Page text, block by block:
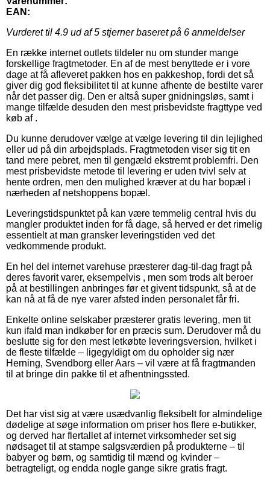
EAN:
Vurderet til 4.9 ud af 5 stjerner baseret på 6 anmeldelser
En række internet outlets tildeler nu om stunder mange
forskellige fragtmetoder. En af de mest benyttede er i vore
dage at få afleveret pakken hos en pakkeshop, fordi det så
giver dig god fleksibilitet til at kunne afhente de bestilte varer
når det passer dig. Den er altså super gnidningsløs, samt i
mange tilfælde desuden den mest prisbevidste fragttype ved
køb af .
Du kunne derudover vælge at vælge levering til din lejlighed
eller ud på din arbejdsplads. Fragtmetoden viser sig tit en
tand mere pebret, men til gengæld ekstremt problemfri. Den
mest prisbevidste metode til levering er uden tvivl selv at
hente ordren, men den mulighed kræver at du har bopæl i
nærheden af netshoppens bopæl.
Leveringstidspunktet på kan være temmelig central hvis du
mangler produktet inden for få dage, så herved er det rimelig
essentielt at man gransker leveringstiden ved det
vedkommende produkt.
En hel del internet varehuse præsterer dag-til-dag fragt på
deres favorit varer, eksempelvis , men som trods alt beroer
på at bestillingen anbringes før et givent tidspunkt, så at de
kan nå at få de nye varer afsted inden personalet får fri.
Enkelte online selskaber præsterer gratis levering, men tit
kun ifald man indkøber for en præcis sum. Derudover må du
beslutte sig for den mest letkøbte leveringsversion, hvilket i
de fleste tilfælde – ligegyldigt om du opholder sig nær
Herning, Svendborg eller Aars – vil være at få fragtmanden
til at bringe din pakke til et afhentningssted.
Det har vist sig at være usædvanlig fleksibelt for almindelige
dødelige at søge information om priser hos flere e-butikker,
og derved har flertallet af internet virksomheder set sig
nødsaget til at stampe salgsværdien på produkterne – til
babyer og børn, og samtidig til mænd og kvinder –
betragteligt, og endda nogle gange sikre gratis fragt.